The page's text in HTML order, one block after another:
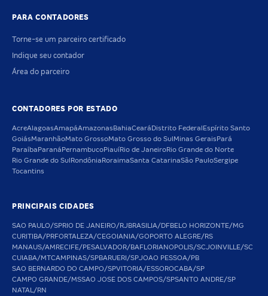
PARA CONTADORES
Torne-se um parceiro certificado
Indique seu contador
Área do parceiro
CONTADORES POR ESTADO
AcreAlagoasAmapáAmazonas BahiaCeará Distrito Federal Espírito Santo
GoiásMaranhãoMato GrossoMato Grosso do Sul Minas Gerais Pará
Paraíba Paraná PernambucoPiauíRio de JaneiroRio Grande do Norte
Rio Grande do Sul Rondônia RoraimaSanta CatarinaSão PauloSergipe
Tocantins
PRINCIPAIS CIDADES
SAO PAULO/SPRIO DE JANEIRO/RJBRASILIA/DFBELO HORIZONTE/MG
CURITIBA/PRFORTALEZA/CEGOIANIA/GOPORTO ALEGRE/RS
MANAUS/AMRECIFE/PESALVADOR/BAFLORIANOPOLIS/SCJOINVILLE/SC
CUIABA/MTCAMPINAS/SPBARUERI/SPJOAO PESSOA/PB
SAO BERNARDO DO CAMPO/SPVITORIA/ESSOROCABA/SP
CAMPO GRANDE/MSSAO JOSE DOS CAMPOS/SPSANTO ANDRE/SP
NATAL/RN